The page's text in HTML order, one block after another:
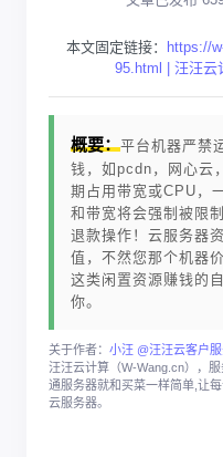
本文固定链接：
https://
95.html | 汪汪云
概要：平台机器严禁
钱，如pcdn，网心云
期占用带宽或CPU，
和带宽将会强制被限
退款操作！云服务器
值，不然您那个机器
这类闲置资源赚钱的
你。
关于作者： 小汪 @汪汪云客户
汪汪云计算（W-Wang.cn），
通服务器就和买菜一样简单,让
云服务器。